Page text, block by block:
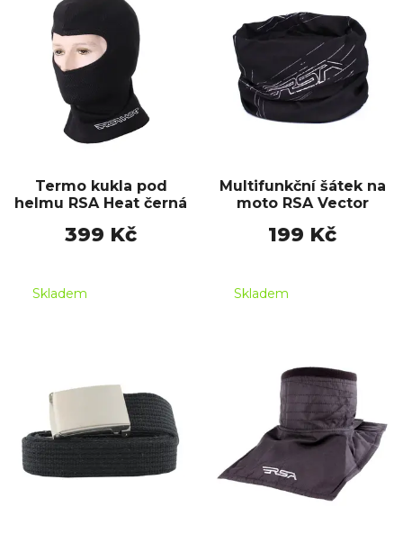
Termo kukla pod
helmu RSA Heat černá
399 Kč
Skladem
Multifunkční šátek na
moto RSA Vector
199 Kč
Skladem